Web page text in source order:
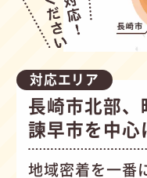
対応エリア
長崎市北部、
諫早市を中心
地域密着を一番